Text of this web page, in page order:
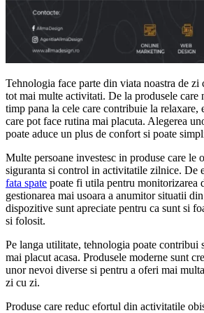
Tehnologia face parte din viata noastra de zi
tot mai multe activitati. De la produsele care
timp pana la cele care contribuie la relaxare,
care pot face rutina mai placuta. Alegerea
poate aduce un plus de confort si poate
Multe persoane investesc in produse care le
siguranta si control in activitatile zilnice. De
fata spate poate fi utila pentru monitorizarea
gestionarea mai usoara a anumitor situatii
dispozitive sunt apreciate pentru ca sunt si
si folosit.
Pe langa utilitate, tehnologia poate contribui
mai placut acasa. Produsele moderne sunt
unor nevoi diverse si pentru a oferi mai
zi cu zi.
Produse care reduc efortul din activitatile